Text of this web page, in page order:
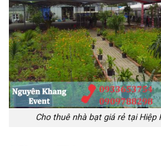
Cho thuê nhà bạt giá rẻ tại Hiệp